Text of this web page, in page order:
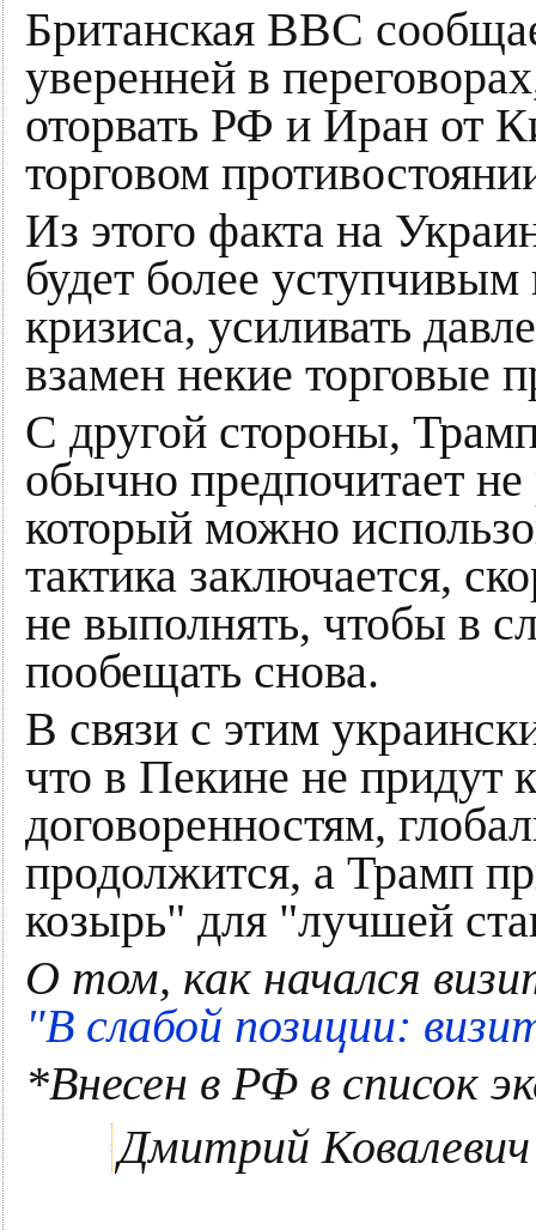
Британская ВВС
уверенней в
оторвать РФ и Иран от
торговом
Из этого факта на
будет более
кризиса, усиливать
взамен некие торговые
С другой стороны,
обычно предпочитает
который можно
тактика заключается,
не выполнять, чтобы в
пообещать снова.
В связи с этим
что в Пекине не придут
договоренностям,
продолжится, а Трамп
козырь" для "лучшей
О том, как начался
"В слабой позиции:
*Внесен в РФ в список
Дмитрий Ковалевич